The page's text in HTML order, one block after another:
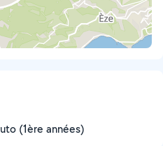
(1ère années)